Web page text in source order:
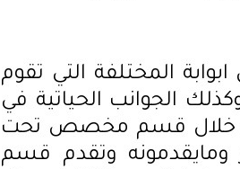
المختلفة التي تقوم
الجوانب الحياتية في
من خلال قسم مخصص تحت
ومايقدمونه وتقدم قسم